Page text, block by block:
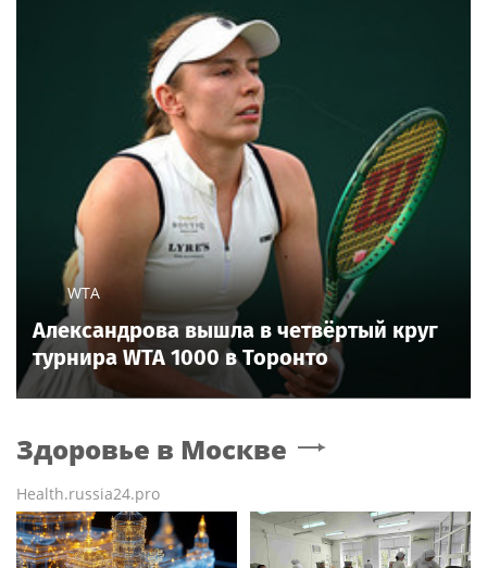
WTA
Александрова вышла в четвёртый круг
турнира WTA 1000 в Торонто
Здоровье в Москве
Health.russia24.pro